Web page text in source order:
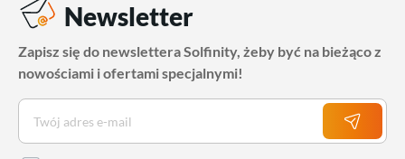
Newsletter
Zapisz się do newslettera Solfinity, żeby być na bieżąco z
nowościami i ofertami specjalnymi!